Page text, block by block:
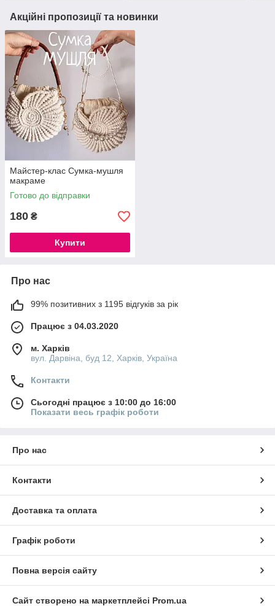
Акційні пропозиції та новинки
Майстер-клас Сумка-мушля
макраме
Готово до відправки
180 ₴
Купити
Про нас
99% позитивних з 1195 відгуків за рік
Працює з 04.03.2020
м. Харків
вул. Дарвіна, буд 12, Харків, Україна
Контакти
Сьогодні працює з 10:00 до 16:00
Показати весь графік роботи
Про нас
Контакти
Доставка та оплата
Графік роботи
Повна версія сайту
Сайт створено на маркетплейсі Prom.ua